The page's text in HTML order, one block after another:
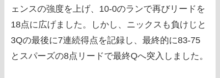
ェンスの強度を上げ、10-0のランで再びリードを
18点に広げました。しかし、ニックスも負けじと
3Qの最後に7連続得点を記録し、最終的に83-75
とスパーズの8点リードで最終Qへ突入しました。